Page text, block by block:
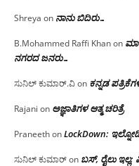
Shreya on ನಾನು ಬಿದಿರು…
B.Mohammed Raffi Khanon
ನಗರದ ಜನರು…
ಸುನಿಲ್ ಕುಮಾರ್.ವಿon ಕನ್ನಡ
Rajani on ಅಜ್ಞಾತಿಗಳ ಆತ್ಮ ಚರಿತ್ರೆ
PraneethonLockDown:
ಸುನಿಲ್ ಕುಮಾರ್on ಬಸ್, ರೈಲು